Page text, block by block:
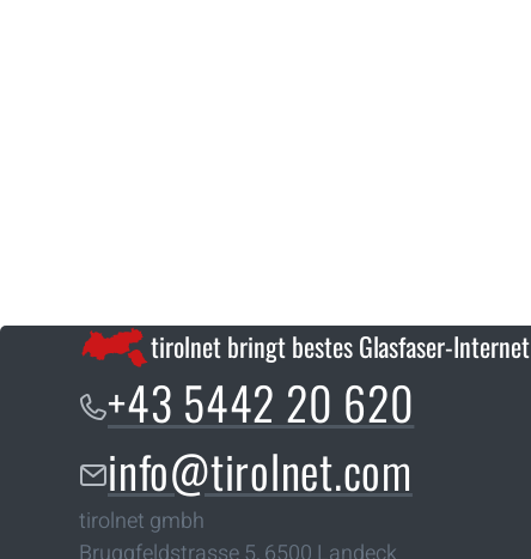
tirolnet bringt bestes Glasfaser-Internet
+43 5442 20 620
info@tirolnet.com
tirolnet gmbh